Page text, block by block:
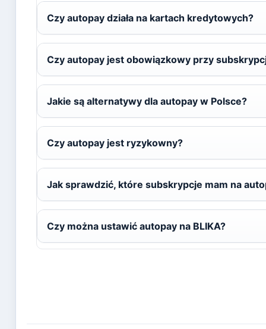
Czy autopay działa na kartach kredytowych?
Czy autopay jest obowiązkowy przy
Jakie są alternatywy dla autopay w Polsce?
Czy autopay jest ryzykowny?
Jak sprawdzić, które subskrypcje mam na
Czy można ustawić autopay na BLIKA?